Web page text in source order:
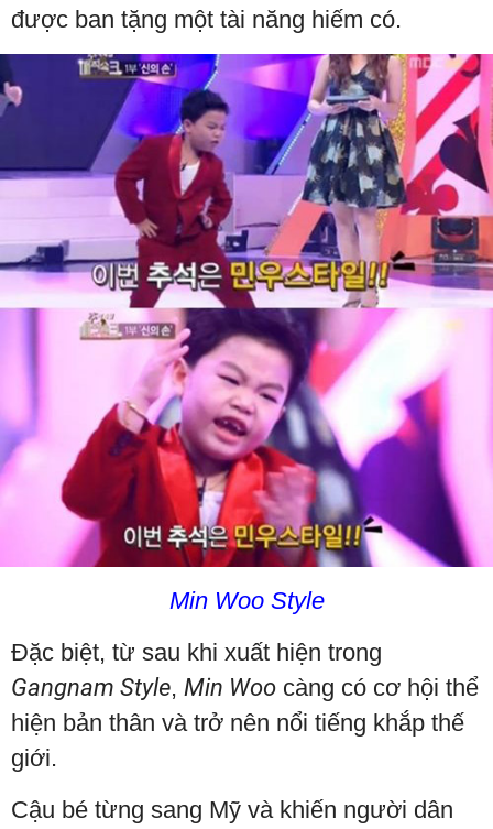
được ban tặng một tài năng hiếm có.
Min Woo Style
Đặc biệt, từ sau khi xuất hiện trong
Gangnam Style, Min Woo càng có cơ hội thể
hiện bản thân và trở nên nổi tiếng khắp thế
giới.
Cậu bé từng sang Mỹ và khiến người dân